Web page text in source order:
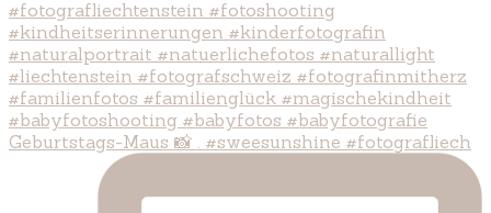
Geburtstags-Maus 📸 . #sweesunshine #fotografliech